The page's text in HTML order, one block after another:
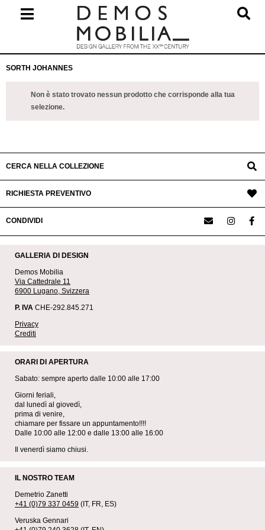
primario
navigzione
SORTH JOHANNES
Non è stato trovato nessun prodotto che corrisponde alla tua
selezione.
CERCA NELLA COLLEZIONE
RICHIESTA PREVENTIVO
CONDIVIDI
GALLERIA DI DESIGN
Demos Mobilia
Via Cattedrale 11
6900 Lugano, Svizzera
P. IVA CHE-292.845.271
Privacy
Crediti
ORARI DI APERTURA
Sabato: sempre aperto dalle 10:00 alle 17:00
Giorni feriali,
dal lunedì al giovedì,
prima di venire,
chiamare per fissare un appuntamento!!!!
Dalle 10:00 alle 12:00 e dalle 13:00 alle 16:00
Il venerdì siamo chiusi.
IL NOSTRO TEAM
Demetrio Zanetti
+41 (0)79 337 0459 (IT, FR, ES)
Veruska Gennari